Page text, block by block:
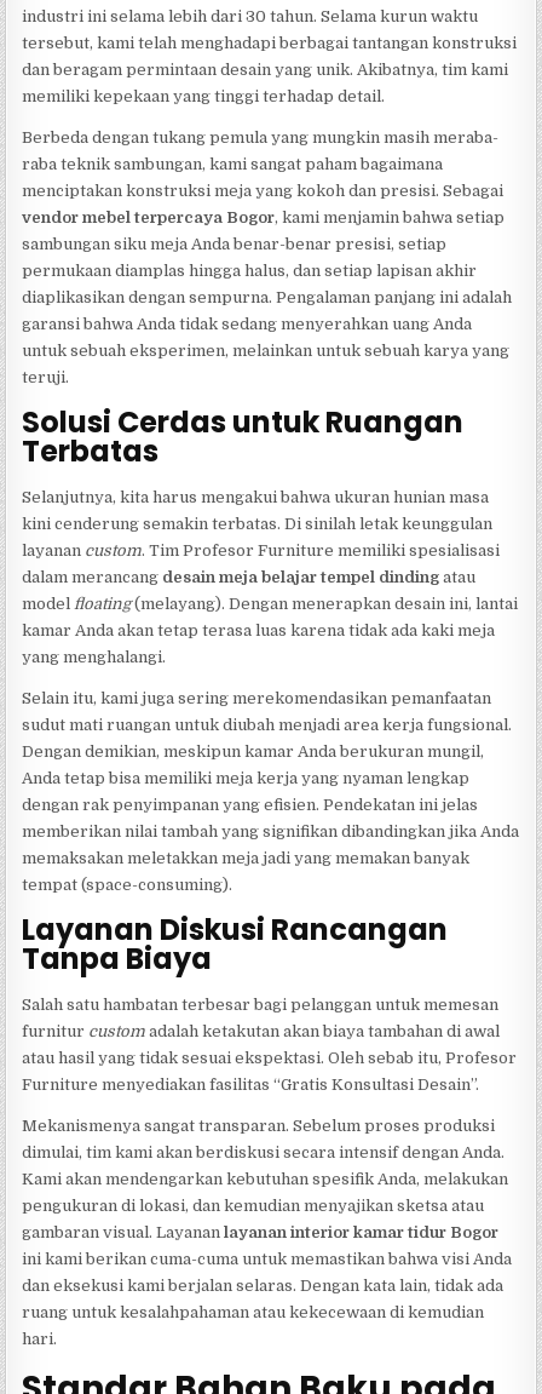
industri ini selama lebih dari 30 tahun. Selama kurun waktu
tersebut, kami telah menghadapi berbagai tantangan konstruksi
dan beragam permintaan desain yang unik. Akibatnya, tim kami
memiliki kepekaan yang tinggi terhadap detail.
Berbeda dengan tukang pemula yang mungkin masih meraba-
raba teknik sambungan, kami sangat paham bagaimana
menciptakan konstruksi meja yang kokoh dan presisi. Sebagai
vendor mebel terpercaya Bogor, kami menjamin bahwa setiap
sambungan siku meja Anda benar-benar presisi, setiap
permukaan diamplas hingga halus, dan setiap lapisan akhir
diaplikasikan dengan sempurna. Pengalaman panjang ini adalah
garansi bahwa Anda tidak sedang menyerahkan uang Anda
untuk sebuah eksperimen, melainkan untuk sebuah karya yang
teruji.
Solusi Cerdas untuk Ruangan
Terbatas
Selanjutnya, kita harus mengakui bahwa ukuran hunian masa
kini cenderung semakin terbatas. Di sinilah letak keunggulan
layanan custom. Tim Profesor Furniture memiliki spesialisasi
dalam merancang desain meja belajar tempel dinding atau
model floating(melayang). Dengan menerapkan desain ini, lantai
kamar Anda akan tetap terasa luas karena tidak ada kaki meja
yang menghalangi.
Selain itu, kami juga sering merekomendasikan pemanfaatan
sudut mati ruangan untuk diubah menjadi area kerja fungsional.
Dengan demikian, meskipun kamar Anda berukuran mungil,
Anda tetap bisa memiliki meja kerja yang nyaman lengkap
dengan rak penyimpanan yang efisien. Pendekatan ini jelas
memberikan nilai tambah yang signifikan dibandingkan jika Anda
memaksakan meletakkan meja jadi yang memakan banyak
tempat (space-consuming).
Layanan Diskusi Rancangan
Tanpa Biaya
Salah satu hambatan terbesar bagi pelanggan untuk memesan
furnitur custom adalah ketakutan akan biaya tambahan di awal
atau hasil yang tidak sesuai ekspektasi. Oleh sebab itu, Profesor
Furniture menyediakan fasilitas “Gratis Konsultasi Desain”.
Mekanismenya sangat transparan. Sebelum proses produksi
dimulai, tim kami akan berdiskusi secara intensif dengan Anda.
Kami akan mendengarkan kebutuhan spesifik Anda, melakukan
pengukuran di lokasi, dan kemudian menyajikan sketsa atau
gambaran visual. Layananlayanan interior kamar tidur Bogor
ini kami berikan cuma-cuma untuk memastikan bahwa visi Anda
dan eksekusi kami berjalan selaras. Dengan kata lain, tidak ada
ruang untuk kesalahpahaman atau kekecewaan di kemudian
hari.